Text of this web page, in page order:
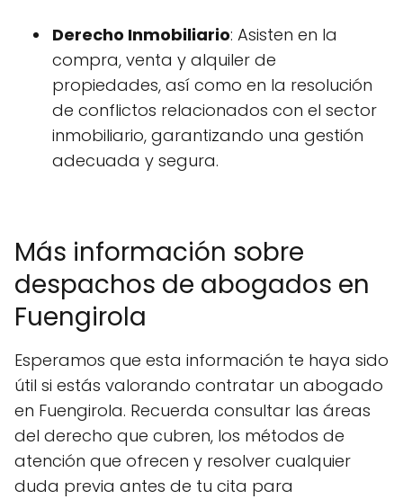
Derecho Inmobiliario: Asisten en la
compra, venta y alquiler de
propiedades, así como en la resolución
de conflictos relacionados con el sector
inmobiliario, garantizando una gestión
adecuada y segura.
Más información sobre
despachos de abogados en
Fuengirola
Esperamos que esta información te haya sido
útil si estás valorando contratar un abogado
en Fuengirola. Recuerda consultar las áreas
del derecho que cubren, los métodos de
atención que ofrecen y resolver cualquier
duda previa antes de tu cita para